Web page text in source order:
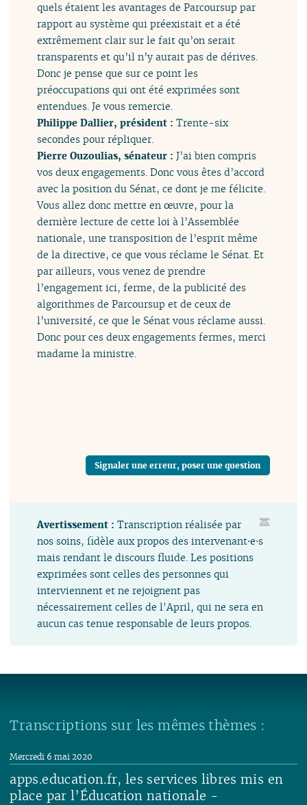
quels étaient les avantages de Parcoursup par
rapport au système qui préexistait et a été
extrêmement clair sur le fait qu’on serait
transparents et qu’il n’y aurait pas de dérives.
Donc je pense que sur ce point les
préoccupations qui ont été exprimées sont
entendues. Je vous remercie.
Philippe Dallier, président :Trente-six
secondes pour répliquer.
Pierre Ouzoulias, sénateur :J’ai bien compris
vos deux engagements. Donc vous êtes d’accord
avec la position du Sénat, ce dont je me félicite.
Vous allez donc mettre en œuvre, pour la
dernière lecture de cette loi à l’Assemblée
nationale, une transposition de l’esprit même
de la directive, ce que vous réclame le Sénat. Et
par ailleurs, vous venez de prendre
l’engagement ici, ferme, de la publicité des
algorithmes de Parcoursup et de ceux de
l’université, ce que le Sénat vous réclame aussi.
Donc pour ces deux engagements fermes, merci
madame la ministre.
Signaler une erreur, poser une question
Avertissement :Transcription réalisée par
nos soins, fidèle aux propos des intervenant⋅e⋅s
mais rendant le discours fluide. Les positions
exprimées sont celles des personnes qui
interviennent et ne rejoignent pas
nécessairement celles de l'April, qui ne sera en
aucun cas tenue responsable de leurs propos.
Transcriptions sur les mêmes thèmes :
apps.education.fr, les services libres mis en
place par l’Éducation nationale -
Mercredi 6 mai 2020